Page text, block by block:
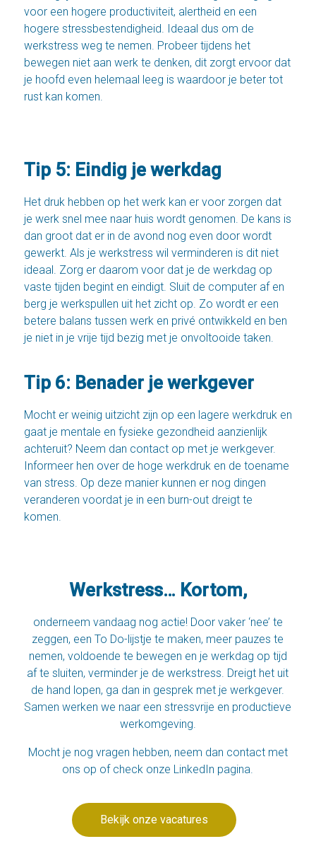
voor een hogere productiviteit, alertheid en een
hogere stressbestendigheid. Ideaal dus om de
werkstress weg te nemen. Probeer tijdens het
bewegen niet aan werk te denken, dit zorgt ervoor dat
je hoofd even helemaal leeg is waardoor je beter tot
rust kan komen.
Tip 5: Eindig je werkdag
Het druk hebben op het werk kan er voor zorgen dat
je werk snel mee naar huis wordt genomen. De kans is
dan groot dat er in de avond nog even door wordt
gewerkt. Als je werkstress wil verminderen is dit niet
ideaal. Zorg er daarom voor dat je de werkdag op
vaste tijden begint en eindigt. Sluit de computer af en
berg je werkspullen uit het zicht op. Zo wordt er een
betere balans tussen werk en privé ontwikkeld en ben
je niet in je vrije tijd bezig met je onvoltooide taken.
Tip 6: Benader je werkgever
Mocht er weinig uitzicht zijn op een lagere werkdruk en
gaat je mentale en fysieke gezondheid aanzienlijk
achteruit? Neem dan contact op met je werkgever.
Informeer hen over de hoge werkdruk en de toename
van stress. Op deze manier kunnen er nog dingen
veranderen voordat je in een burn-out dreigt te
komen.
Werkstress… Kortom,
onderneem vandaag nog actie! Door vaker ‘nee’ te
zeggen, een To Do-lijstje te maken, meer pauzes te
nemen, voldoende te bewegen en je werkdag op tijd
af te sluiten, verminder je de werkstress. Dreigt het uit
de hand lopen, ga dan in gesprek met je werkgever.
Samen werken we naar een stressvrije en productieve
werkomgeving.
Mocht je nog vragen hebben, neem dan contactmet
ons op of check onze LinkedIn pagina.
Bekijk onze vacatures